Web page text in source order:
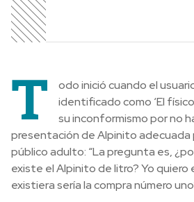
T
odo inició cuando el
identificado como ‘El
su inconformismo por no
presentación de Alpinito adecuada
público adulto: “La pregunta es,
existe el Alpinito de litro? Yo quiero
existiera sería la compra número